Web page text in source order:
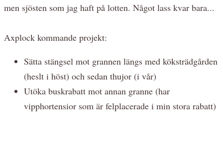
men sjösten som jag haft på lotten. Något lass kvar bara...
Axplock kommande projekt:
Sätta stängsel mot grannen längs med köksträdgården
(heslt i höst) och sedan thujor (i vår)
Utöka buskrabatt mot annan granne (har
vipphortensior som är felplacerade i min stora rabatt)